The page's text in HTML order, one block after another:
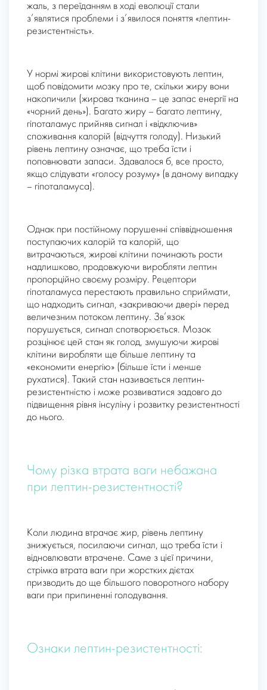
жаль, з переїданням в ході еволюції стали
з’являтися проблеми і з’явилося поняття «лептин-
резистентність».
У нормі жирові клітини використовують лептин,
щоб повідомити мозку про те, скільки жиру вони
накопичили (жирова тканина – це запас енергії на
«чорний день»). Багато жиру – багато лептину,
гіпоталамус прийняв сигнал і «відключив»
споживання калорій (відчуття голоду). Низький
рівень лептину означає, що треба їсти і
поповнювати запаси. Здавалося б, все просто,
якщо слідувати «голосу розуму» (в даному випадку
– гіпоталамуса).
Однак при постійному порушенні співвідношення
поступаючих калорій та калорій, що
витрачаються, жирові клітини починають рости
надлишково, продовжуючи виробляти лептин
пропорційно своєму розміру. Рецептори
гіпоталамуса перестають правильно сприймати,
що надходить сигнал, «закриваючи двері» перед
величезним потоком лептину. Зв’язок
порушується, сигнал спотворюється. Мозок
розцінює цей стан як голод, змушуючи жирові
клітини виробляти ще більше лептину та
«економити енергію» (більше їсти і менше
рухатися). Такий стан називається лептин-
резистентністю і може розвиватися задовго до
підвищення рівня інсуліну і розвитку резистентності
до нього.
Чому різка втрата ваги небажана
при лептин-резистентності?
Коли людина втрачає жир, рівень лептину
знижується, посилаючи сигнал, що треба їсти і
відновлювати втрачене. Саме з цієї причини,
стрімка втрата ваги при жорстких дієтах
призводить до ще більшого поворотного набору
ваги при припиненні голодування.
Ознаки лептин-резистентності: